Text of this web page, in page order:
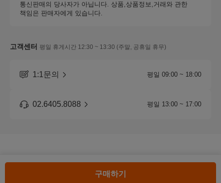
통신판매의 당사자가 아닙니다. 상품,상품정보,거래와 관한
책임은 판매자에게 있습니다.
고객센터 평일 휴게시간 12:30 ~ 13:30 (주말, 공휴일 휴무)
1:1문의 평일 09:00 ~ 18:00
02.6405.8088 평일 13:00 ~ 17:00
구매하기